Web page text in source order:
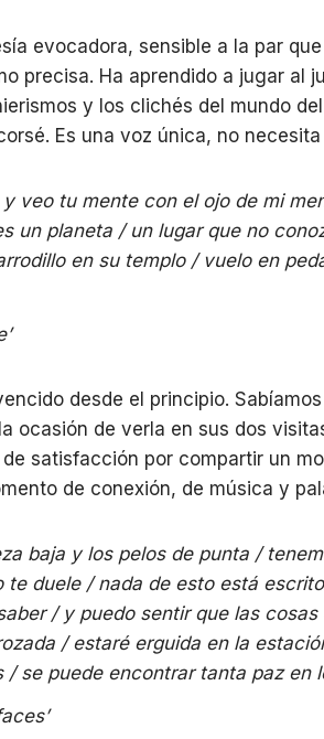
evocadora, sensible a la par
precisa. Ha aprendido a jugar al
y los clichés del mundo
Es una voz única, no
veo tu mente con el ojo de mi
un planeta / un lugar que no
en su templo / vuelo en
desde el principio.
ocasión de verla en sus dos
satisfacción por compartir un
de conexión, de música y
baja y los pelos de punta /
te duele / nada de esto está
/ y puedo sentir que las
/ estaré erguida en la
se puede encontrar tanta paz en